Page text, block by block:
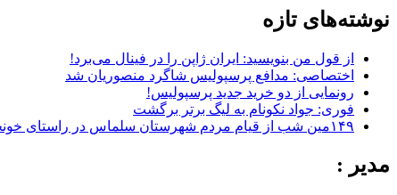
نوشته‌های تازه
از قول من بنویسید: ایران ژاپن را در فینال می‌برد!
اختصاصی: مدافع پرسپولیس شاگرد منصوریان شد
رونمایی از دو خرید جدید پرسپولیس!
فوری: جواد نکونام به لیگ برتر برگشت
۱۴۹مین شب از قیام مردم شهرستان سلماس در راستای خونخواهی رهبر شهید + تصاویر
مدیر :